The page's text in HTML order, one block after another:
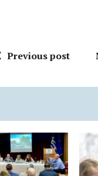
Previous post